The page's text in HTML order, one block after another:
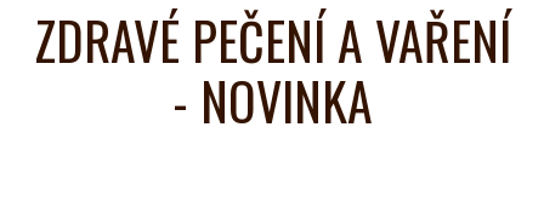
ZDRAVÉ PEČENÍ A VAŘENÍ
- NOVINKA